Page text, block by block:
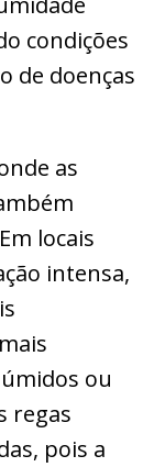
condições
de doenças
as
locais
intensa,
ou
regas
pois a